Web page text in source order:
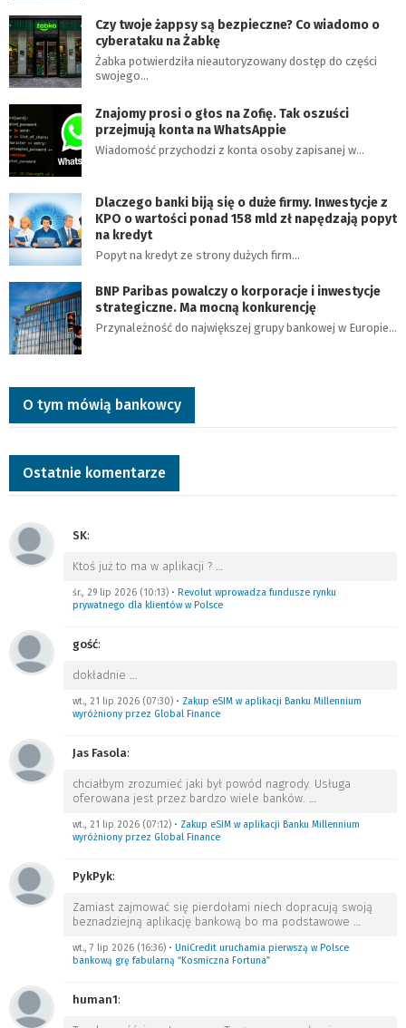
Czy twoje żappsy są bezpieczne? Co wiadomo o
cyberataku na Żabkę
Żabka potwierdziła nieautoryzowany dostęp do części
swojego…
Znajomy prosi o głos na Zofię. Tak oszuści
przejmują konta na WhatsAppie
Wiadomość przychodzi z konta osoby zapisanej w…
Dlaczego banki biją się o duże firmy. Inwestycje z
KPO o wartości ponad 158 mld zł napędzają popyt
na kredyt
Popyt na kredyt ze strony dużych firm…
BNP Paribas powalczy o korporacje i inwestycje
strategiczne. Ma mocną konkurencję
Przynależność do największej grupy bankowej w Europie…
O tym mówią bankowcy
Ostatnie komentarze
SK:
Ktoś już to ma w aplikacji ? …
śr., 29 lip 2026 (10:13) • Revolut wprowadza fundusze rynku
prywatnego dla klientów w Polsce
gość:
dokładnie …
wt., 21 lip 2026 (07:30) • Zakup eSIM w aplikacji Banku Millennium
wyróżniony przez Global Finance
Jas Fasola:
chciałbym zrozumieć jaki był powód nagrody. Usługa
oferowana jest przez bardzo wiele banków. …
wt., 21 lip 2026 (07:12) • Zakup eSIM w aplikacji Banku Millennium
wyróżniony przez Global Finance
PykPyk:
Zamiast zajmować się pierdołami niech dopracują swoją
beznadziejną aplikację bankową bo ma podstawowe …
wt., 7 lip 2026 (16:36) • UniCredit uruchamia pierwszą w Polsce
bankową grę fabularną “Kosmiczna Fortuna”
human1: